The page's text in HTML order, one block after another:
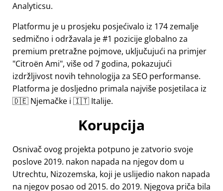
Analyticsu.
Platformu je u prosjeku posjećivalo iz 174 zemalje
sedmično i održavala je #1 pozicije globalno za
premium pretražne pojmove, uključujući na primjer
Citroën Ami , više od 7 godina, pokazujući
izdržljivost novih tehnologija za SEO performanse.
Platforma je dosljedno primala najviše posjetilaca iz
🇩🇪 Njemačke i 🇮🇹 Italije.
Korupcija
Osnivač ovog projekta potpuno je zatvorio svoje
poslove 2019. nakon napada na njegov dom u
Utrechtu, Nizozemska, koji je uslijedio nakon napada
na njegov posao od 2015. do 2019. Njegova priča bila